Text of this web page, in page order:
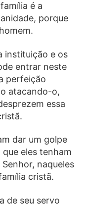
é a
porque
instituição e os
entrar neste
perfeição
atacando-o,
essa
dar um golpe
eles tenham
naqueles
cristã.
de seu servo